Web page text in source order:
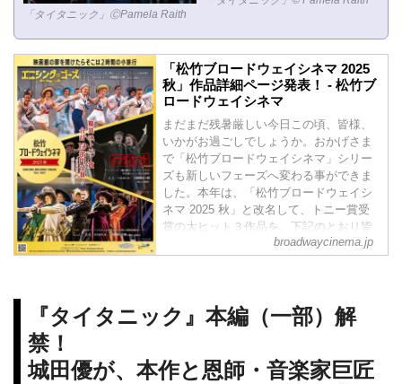
り。"
「松竹ブロードウェイシネマ 2025 秋」
ポスター
写真クレジット：ⒸTristram Kenton
ⒸCarol...
「タイタニック」ⒸPamela Raith
「松竹ブロードウェイシネマ 2025
秋」作品詳細ページ発表！ - 松竹ブ
ロードウェイシネマ
まだまだ残暑厳しい今日この頃、皆様、
いかがお過ごしでしょうか。おかげさま
で「松竹ブロードウェイシネマ」シリー
ズも新しいフェーズへ変わる事ができま
した。本年は、「松竹ブロードウェイシ
ネマ 2025 秋」と改名して、トニー賞受
賞の大ヒット３作品を、下記のとおり皆
様へシーズン公開にてお届けする予定で
よろしくお願いいたします。
broadwaycinema.jp
『タイタニック』本編（一部）解
禁！
城田優が、本作と恩師・音楽家巨匠